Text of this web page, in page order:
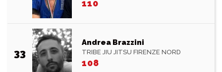
110
33
Andrea Brazzini
TRIBE JIU JITSU FIRENZE NORD
108